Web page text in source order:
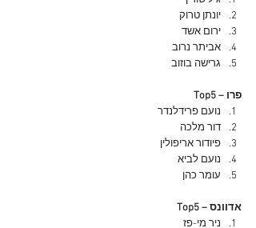
יונתן טרוק
ירום אשד
אביתר נרוב
גרישה בוזוב
Top5 – פרו
נועם פרידלנדר
דור מלכה
פיודור אריפולין
נועם לביא
עומר כהן
Top5 – אדוונס
ניר מי-פז